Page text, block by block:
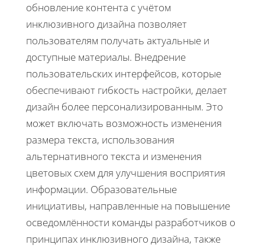
обновление контента с учётом
инклюзивного дизайна позволяет
пользователям получать актуальные и
доступные материалы. Внедрение
пользовательских интерфейсов, которые
обеспечивают гибкость настройки, делает
дизайн более персонализированным. Это
может включать возможность изменения
размера текста, использования
альтернативного текста и изменения
цветовых схем для улучшения восприятия
информации. Образовательные
инициативы, направленные на повышение
осведомлённости команды разработчиков о
принципах инклюзивного дизайна, также